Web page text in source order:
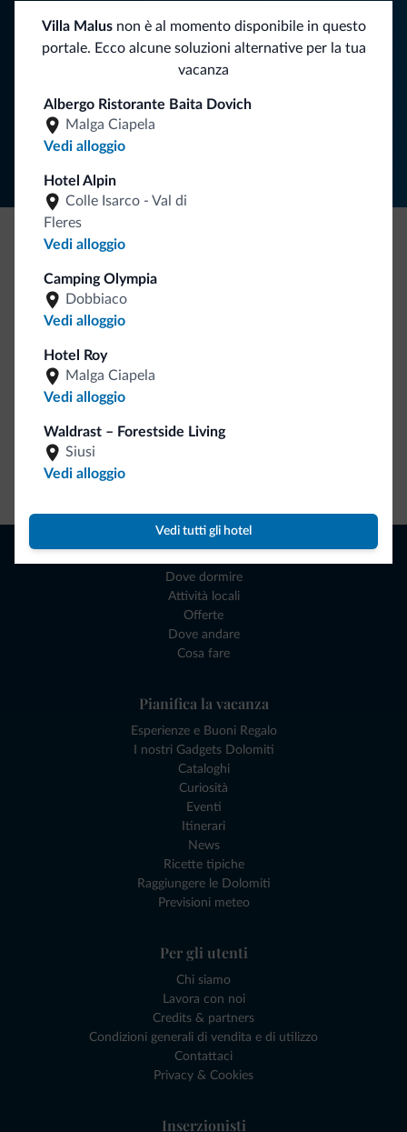
Villa Malusnon è al momento disponibile in questo
portale. Ecco alcune soluzioni alternative per la tua
vacanza
Albergo Ristorante Baita Dovich
Malga Ciapela
Vedi alloggio
Hotel Alpin
Colle Isarco - Val di
Fleres
Vedi alloggio
Camping Olympia
Dobbiaco
Vedi alloggio
Hotel Roy
Malga Ciapela
Vedi alloggio
Waldrast – Forestside Living
Siusi
Vedi alloggio
Vedi tutti gli hotel
Segui Dolomiti.it
Ce l'avete chiesto in tanti. Ecco la nuova collezione firmata
Dolomiti.it!
Naviga
Dove dormire
Attività locali
Offerte
Dove andare
Cosa fare
Pianifica la vacanza
Esperienze e Buoni Regalo
I nostri Gadgets Dolomiti
Cataloghi
Curiosità
Eventi
Itinerari
News
Ricette tipiche
Raggiungere le Dolomiti
Previsioni meteo
Per gli utenti
Chi siamo
Lavora con noi
Credits & partners
Condizioni generali di vendita e di utilizzo
Contattaci
Privacy & Cookies
Inserzionisti